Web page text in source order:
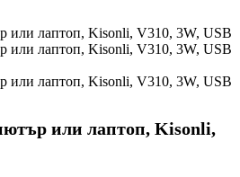
или лаптоп, Kisonli,